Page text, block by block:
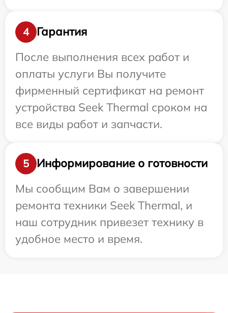
4
Гарантия
После выполнения всех работ и
оплаты услуги Вы получите
фирменный сертификат на ремонт
устройства Seek Thermal сроком на
все виды работ и запчасти.
5
Информирование о готовности
Мы сообщим Вам о завершении
ремонта техники Seek Thermal, и
наш сотрудник привезет технику в
удобное место и время.